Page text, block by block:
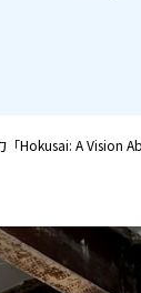
Hokusai: A Vision